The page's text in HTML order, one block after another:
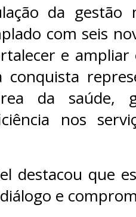
da gestão
com seis
e
conquista
da saúde,
nos
destacou que
e